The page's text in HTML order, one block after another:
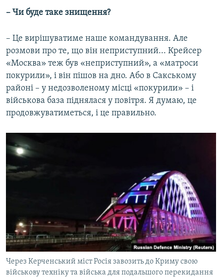
– Чи буде таке знищення?
– Це вирішуватиме наше командування. Але
розмови про те, що він неприступний... Крейсер
«Москва» теж був «неприступний», а «матроси
покурили», і він пішов на дно. Або в Сакському
районі – у недозволеному місці «покурили» – і
військова база піднялася у повітря. Я думаю, це
продовжуватиметься, і це правильно.
Через Керченський міст Росія завозить до Криму свою
військову техніку та війська для подальшого перекидання